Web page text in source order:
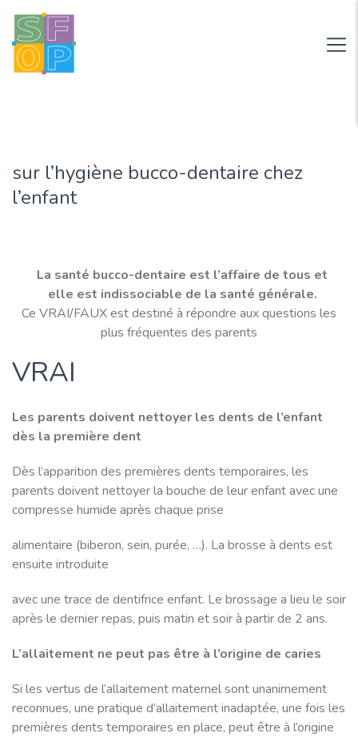
sur l’hygiène bucco-dentaire chez
l’enfant
La santé bucco-dentaire est l’affaire de tous et
elle est indissociable de la santé générale.
Ce VRAI/FAUX est destiné à répondre aux questions les
plus fréquentes des parents
VRAI
Les parents doivent nettoyer les dents de l’enfant
dès la première dent
Dès l’apparition des premières dents temporaires, les
parents doivent nettoyer la bouche de leur enfant avec une
compresse humide après chaque prise
alimentaire (biberon, sein, purée, …). La brosse à dents est
ensuite introduite
avec une trace de dentifrice enfant. Le brossage a lieu le soir
après le dernier repas, puis matin et soir à partir de 2 ans.
L’allaitement ne peut pas être à l’origine de caries
Si les vertus de l’allaitement maternel sont unanimement
reconnues, une pratique d’allaitement inadaptée, une fois les
premières dents temporaires en place, peut être à l’origine